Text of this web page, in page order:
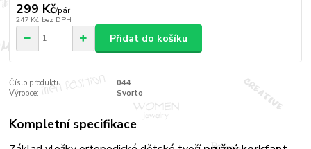
299 Kč/pár
247 Kč bez DPH
Přidat do košíku
Číslo produktu:
044
Výrobce:
Svorto
Kompletní specifikace